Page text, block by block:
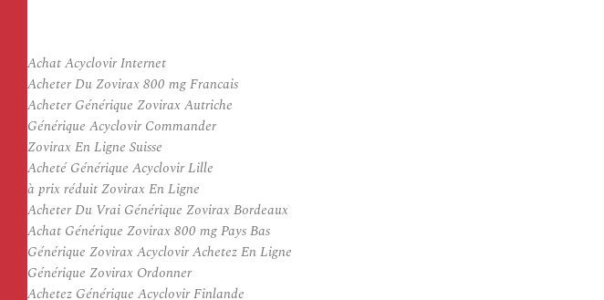
Achat Acyclovir Internet
Acheter Du Zovirax 800 mg Francais
Acheter Générique Zovirax Autriche
Générique Acyclovir Commander
Zovirax En Ligne Suisse
Acheté Générique Acyclovir Lille
à prix réduit Zovirax En Ligne
Acheter Du Vrai Générique Zovirax Bordeaux
Achat Générique Zovirax 800 mg Pays Bas
Générique Zovirax Acyclovir Achetez En Ligne
Générique Zovirax Ordonner
Achetez Générique Acyclovir Finlande